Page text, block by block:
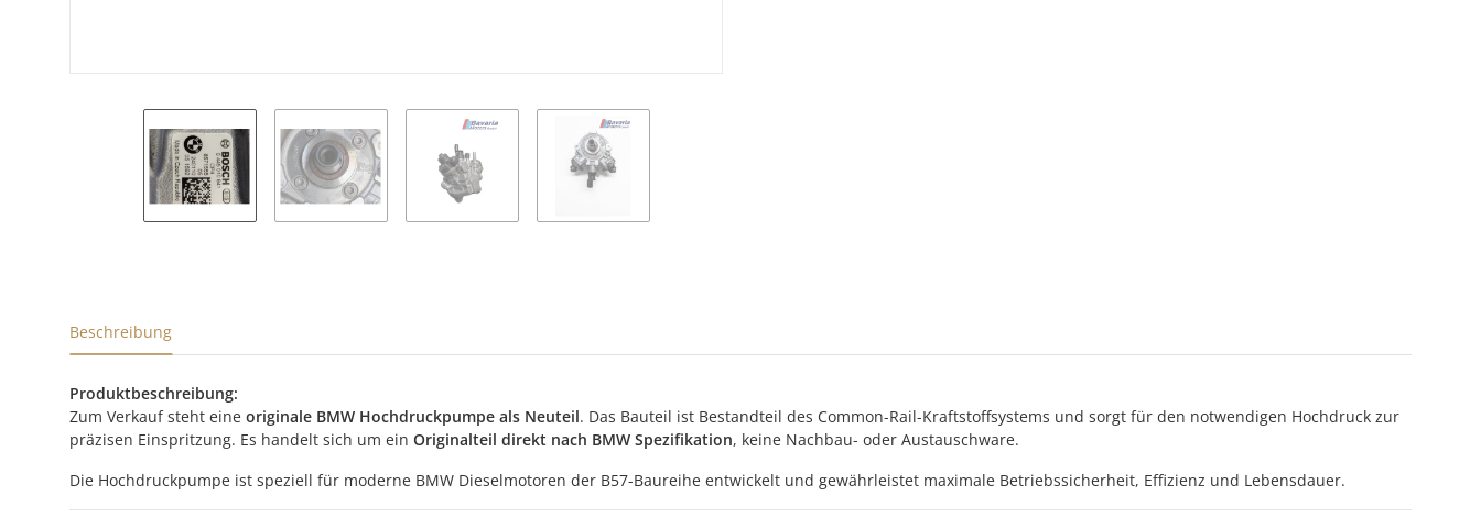
Beschreibung
Produktbeschreibung:
Zum Verkauf steht eine originale BMW Hochdruckpumpe als Neuteil. Das Bauteil ist Bestandteil des Common-Rail-Kraftstoffsystems und sorgt für den notwendigen Hochdruck zur
präzisen Einspritzung. Es handelt sich um ein Originalteil direkt nach BMW Spezifikation, keine Nachbau- oder Austauschware.
Die Hochdruckpumpe ist speziell für moderne BMW Dieselmotoren der B57-Baureihe entwickelt und gewährleistet maximale Betriebssicherheit, Effizienz und Lebensdauer.